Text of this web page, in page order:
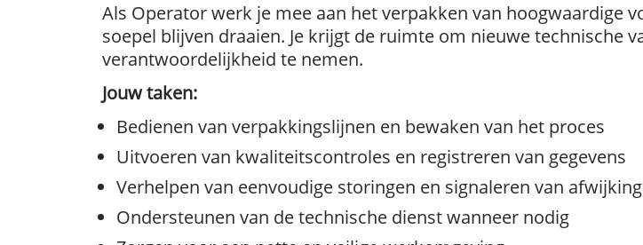
Als Operator werk je mee aan het verpakken van hoogwaardige
soepel blijven draaien. Je krijgt de ruimte om nieuwe technische
verantwoordelijkheid te nemen.
Jouw taken:
Bedienen van verpakkingslijnen en bewaken van het proces
Uitvoeren van kwaliteitscontroles en registreren van gegevens
Verhelpen van eenvoudige storingen en signaleren van
Ondersteunen van de technische dienst wanneer nodig